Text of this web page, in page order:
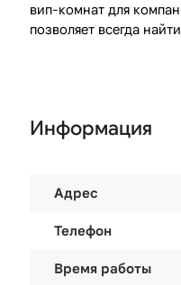
вип-комнат для
позволяет всегда
Информация
Адрес
Телефон
Время работы